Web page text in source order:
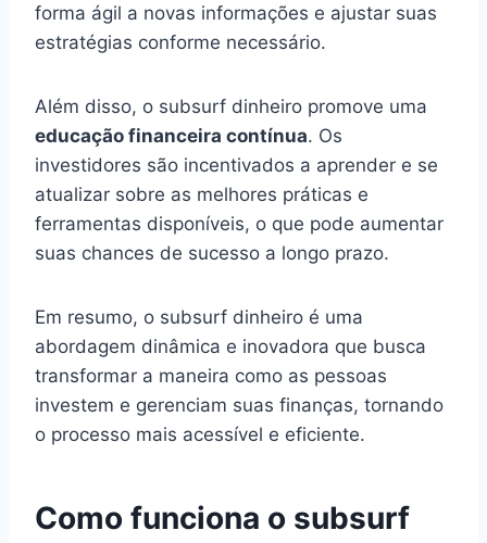
forma ágil a novas informações e ajustar suas
estratégias conforme necessário.
Além disso, o subsurf dinheiro promove uma
educação financeira contínua. Os
investidores são incentivados a aprender e se
atualizar sobre as melhores práticas e
ferramentas disponíveis, o que pode aumentar
suas chances de sucesso a longo prazo.
Em resumo, o subsurf dinheiro é uma
abordagem dinâmica e inovadora que busca
transformar a maneira como as pessoas
investem e gerenciam suas finanças, tornando
o processo mais acessível e eficiente.
Como funciona o subsurf